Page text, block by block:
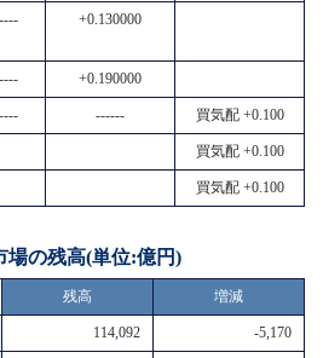
+0.130000
+0.190000
------ 買気配 +0.100
買気配 +0.100
買気配 +0.100
場の残高(単位:億円)
残高 増減
114,092 -5,170